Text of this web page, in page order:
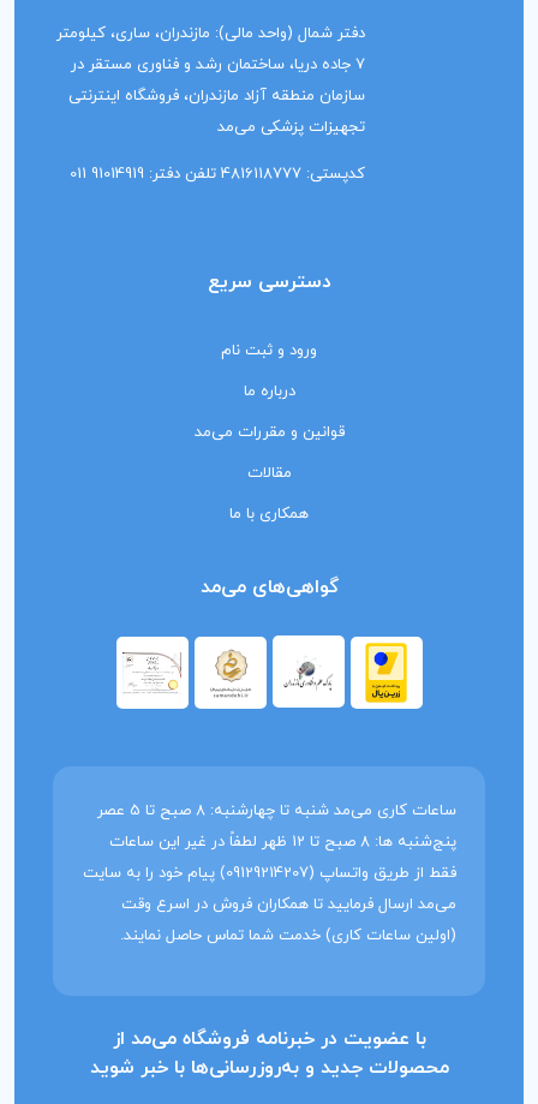
دفتر شمال (واحد مالی): مازندران، ساری، کیلومتر
7 جاده دریا، ساختمان رشد و فناوری مستقر در
سازمان منطقه آزاد مازندران، فروشگاه اینترنتی
تجهیزات پزشکی می‌مد
کدپستی: 4816118777 تلفن دفتر: 91014919 011
دسترسی سریع
ورود و ثبت نام
درباره ما
قوانین و مقررات می‌مد
مقالات
همکاری با ما
گواهی‌های می‌مد
ساعات کاری می‌مد شنبه تا چهارشنبه: 8 صبح تا 5 عصر
پنج‌شنبه ها: 8 صبح تا 12 ظهر لطفاً در غیر این ساعات
فقط از طریق واتساپ (09129214207) پیام خود را به سایت
می‌مد ارسال فرمایید تا همکاران فروش در اسرع وقت
(اولین ساعات کاری) خدمت شما تماس حاصل نمایند.
با عضویت در خبرنامه فروشگاه می‌مد از
محصولات جدید و به‌روزرسانی‌ها با خبر شوید